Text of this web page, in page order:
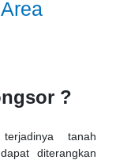
?
tanah
diterangkan